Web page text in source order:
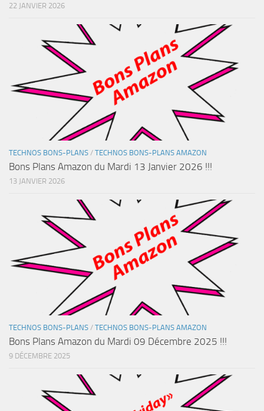
22 JANVIER 2026
TECHNOS BONS-PLANS / TECHNOS BONS-PLANS AMAZON
Bons Plans Amazon du Mardi 13 Janvier 2026 !!!
13 JANVIER 2026
TECHNOS BONS-PLANS / TECHNOS BONS-PLANS AMAZON
Bons Plans Amazon du Mardi 09 Décembre 2025 !!!
9 DÉCEMBRE 2025